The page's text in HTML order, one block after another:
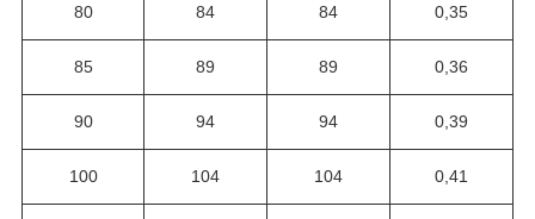
80 84 84 0,35
85 89 89 0,36
90 94 94 0,39
100 104 104 0,41